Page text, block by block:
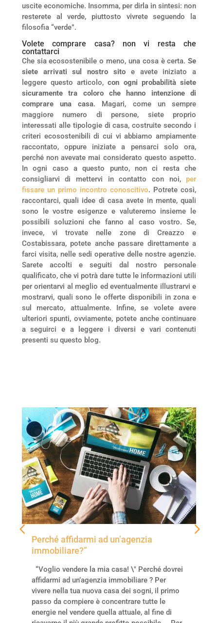
uscite economiche. Insomma, per dirla in sintesi: non
resterete al verde, piuttosto vivrete seguendo la
filosofia “verde”.
Volete comprare casa? non vi resta che
contattarci
Che sia ecosostenibile o meno, una cosa è certa.Se
siete arrivati sul nostro sito e avete iniziato a
leggere questo articolo, con ogni probabilità siete
sicuramente tra coloro che hanno intenzione di
comprare una casa. Magari, come un sempre
maggiore numero di persone, siete proprio
interessati alle tipologie di casa, costruite secondo i
criteri ecosostenibili di cui vi abbiamo ampiamente
raccontato, oppure iniziate a pensarci solo ora,
perché non avevate mai considerato questo aspetto.
In ogni caso a questo punto, non ci resta che
consigliarvi di mettervi in contatto con noi, per
fissare un primo incontro conoscitivo. Potrete così,
raccontarci, quali idee di casa avete in mente, quali
sono le vostre esigenze e valuteremo insieme le
possibili soluzioni che fanno al caso vostro. Se,
invece, vi trovate nelle zone di Creazzo e
Costabissara, potete anche passare direttamente a
farci visita, nelle sedi operative delle nostre agenzie.
Sarete accolti e seguiti dal nostro personale
qualificato, che vi potrà dare tutte le informazioni utili
per orientarvi al meglio ed eventualmente illustrarvi e
mostrarvi, quali sono le offerte disponibili in zona e
sul mercato, attualmente. Infine, se volete avere
ulteriori spunti, ovviamente, potete anche continuare
a seguirci e a leggere i diversi e vari contenuti
presenti su questo blog.
Perché affidarmi ad un’agenzia
immobiliare?”
“Voglio vendere la mia casa! \" Perché dovrei
affidarmi ad un’agenzia immobiliare ? Per
vivere nella tua nuova casa dei sogni, il primo
passo da compiere è concentrare tutte le
energie nel vendere quella attuale, al fine di